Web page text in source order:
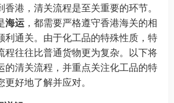
香港，清关流程是至关重要的环节。
海运 ，都需要严格遵守香港海关的相
利通关。由于化工品的特殊性质，特
程往往比普通货物更为复杂。以下将
的清关流程，并重点关注化工品的特
好地了解并应对。